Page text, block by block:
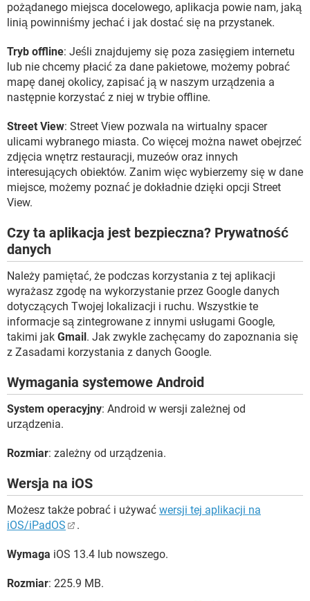
pożądanego miejsca docelowego, aplikacja powie nam, jaką
linią powinniśmy jechać i jak dostać się na przystanek.
Tryb offline: Jeśli znajdujemy się poza zasięgiem internetu
lub nie chcemy płacić za dane pakietowe, możemy pobrać
mapę danej okolicy, zapisać ją w naszym urządzenia a
następnie korzystać z niej w trybie offline.
Street View: Street View pozwala na wirtualny spacer
ulicami wybranego miasta. Co więcej można nawet obejrzeć
zdjęcia wnętrz restauracji, muzeów oraz innych
interesujących obiektów. Zanim więc wybierzemy się w dane
miejsce, możemy poznać je dokładnie dzięki opcji Street
View.
Czy ta aplikacja jest bezpieczna? Prywatność
danych
Należy pamiętać, że podczas korzystania z tej aplikacji
wyrażasz zgodę na wykorzystanie przez Google danych
dotyczących Twojej lokalizacji i ruchu. Wszystkie te
informacje są zintegrowane z innymi usługami Google,
takimi jak Gmail. Jak zwykle zachęcamy do zapoznania się
z Zasadami korzystania z danych Google.
Wymagania systemowe Android
System operacyjny: Android w wersji zależnej od
urządzenia.
Rozmiar: zależny od urządzenia.
Wersja na iOS
Możesz także pobrać i używać wersji tej aplikacji na
iOS/iPadOS
.
Wymaga iOS 13.4 lub nowszego.
Rozmiar: 225.9 MB.